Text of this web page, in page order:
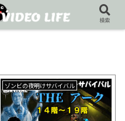
ゾンビの夜明けサバイバル
検索